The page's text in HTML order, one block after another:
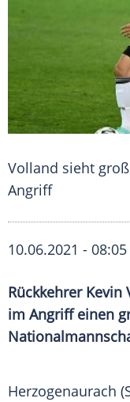
Volland sieht
Angriff
10.06.2021 -
Rückkehrer Kevin
im Angriffeinen
Herzogenaurach